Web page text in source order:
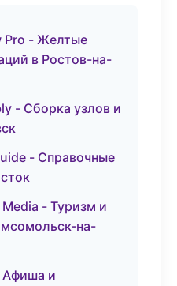
Pro - Желтые
в Ростов-на-
- Сборка узлов и
- Справочные
- Туризм и
на-
Афиша и